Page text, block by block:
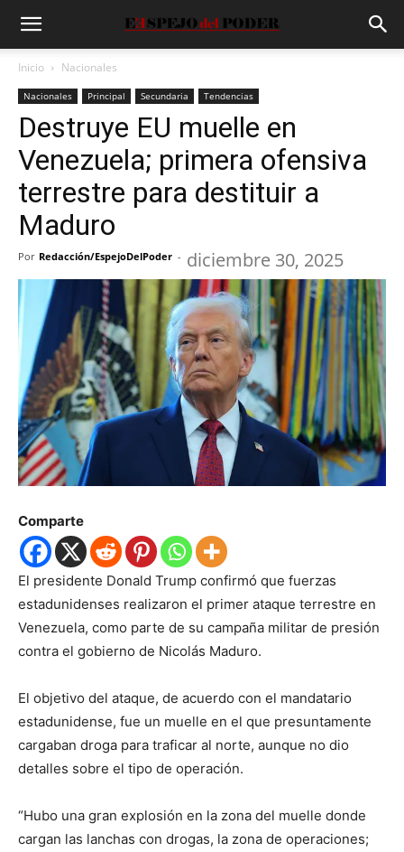
Inicio Nacionales
Nacionales Principal Secundaria Tendencias
Destruye EU muelle en
Venezuela; primera ofensiva
terrestre para destituir a
Maduro
Por Redacción/EspejoDelPoder - diciembre 30, 2025
Comparte
El presidente Donald Trump confirmó que fuerzas
estadunidenses realizaron el primer ataque terrestre en
Venezuela, como parte de su campaña militar de presión
contra el gobierno de Nicolás Maduro.
El objetivo del ataque, de acuerdo con el mandatario
estadunidense, fue un muelle en el que presuntamente
cargaban droga para traficar al norte, aunque no dio
detalles sobre el tipo de operación.
“Hubo una gran explosión en la zona del muelle donde
cargan las lanchas con drogas, la zona de operaciones;